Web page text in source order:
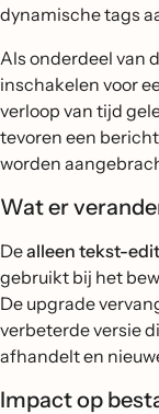
dynamische tags
Als onderdeel van
inschakelen voor
verloop van tijd
tevoren een
worden
Wat er
Dealleen tekst-
gebruikt bij het
De upgrade
verbeterde versie
afhandelt en
Impact op